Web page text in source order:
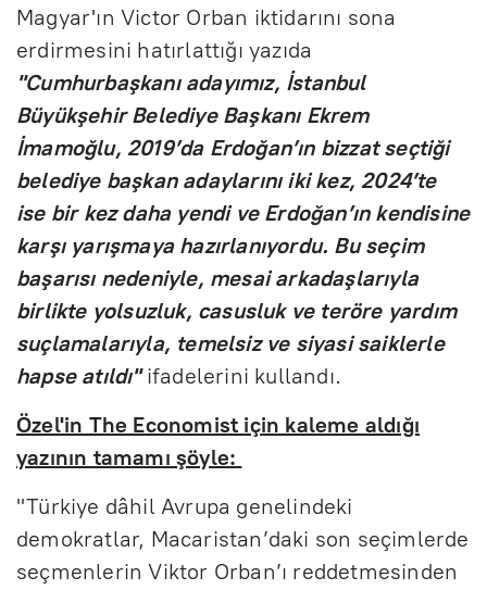
Magyar'ın Victor Orban iktidarını sona
erdirmesini hatırlattığı yazıda
"Cumhurbaşkanı adayımız, İstanbul
Büyükşehir Belediye Başkanı Ekrem
İmamoğlu, 2019’da Erdoğan’ın bizzat seçtiği
belediye başkan adaylarını iki kez, 2024’te
ise bir kez daha yendi ve Erdoğan’ın kendisine
karşı yarışmaya hazırlanıyordu. Bu seçim
başarısı nedeniyle, mesai arkadaşlarıyla
birlikte yolsuzluk, casusluk ve teröre yardım
suçlamalarıyla, temelsiz ve siyasi saiklerle
hapse atıldı" ifadelerini kullandı.
Özel'in The Economist için kaleme aldığı
yazının tamamı şöyle:
"Türkiye dâhil Avrupa genelindeki
demokratlar, Macaristan’daki son seçimlerde
seçmenlerin Viktor Orban’ı reddetmesinden